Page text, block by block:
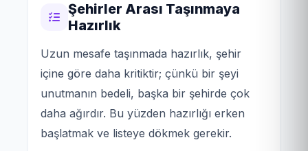
Şehirler Arası Taşınmaya
Hazırlık
Uzun mesafe taşınmada hazırlık, şehir
içine göre daha kritiktir; çünkü bir şeyi
unutmanın bedeli, başka bir şehirde çok
daha ağırdır. Bu yüzden hazırlığı erken
başlatmak ve listeye dökmek gerekir.